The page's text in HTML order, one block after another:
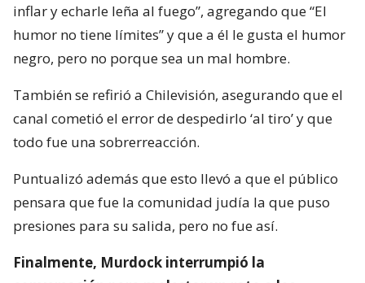
inflar y echarle leña al fuego”, agregando que “El
humor no tiene límites” y que a él le gusta el humor
negro, pero no porque sea un mal hombre.
También se refirió a Chilevisión, asegurando que el
canal cometió el error de despedirlo ‘al tiro’ y que
todo fue una sobrerreacción.
Puntualizó además que esto llevó a que el público
pensara que fue la comunidad judía la que puso
presiones para su salida, pero no fue así.
Finalmente, Murdock interrumpió la